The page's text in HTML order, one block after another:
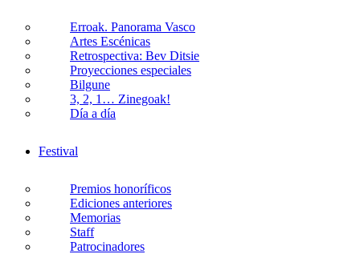
Erroak. Panorama Vasco
Artes Escénicas
Retrospectiva: Bev Ditsie
Proyecciones especiales
Bilgune
3, 2, 1… Zinegoak!
Día a día
Festival
Premios honoríficos
Ediciones anteriores
Memorias
Staff
Patrocinadores